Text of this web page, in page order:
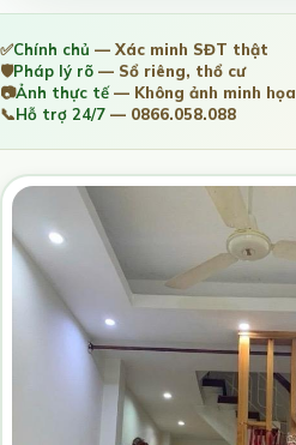
✅Chính chủ — Xác minh SĐT thật
🛡️Pháp lý rõ — Sổ riêng, thổ cư
📷Ảnh thực tế— Không ảnh minh họa
📞Hỗ trợ 24/7 — 0866.058.088